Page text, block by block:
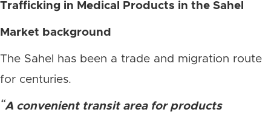
Trafficking in Medical Products in the Sahel
Market background
The Sahel has been a trade and migration route
for centuries.
“A convenient transit area for products